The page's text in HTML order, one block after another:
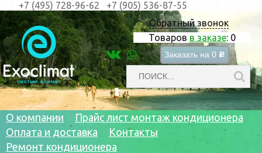
Обратный звонок
Товаров в заказе: 0
Заказать на 0 c
+7 (495) 728-96-62 +7 (905) 536-87-55
О компании
Прайс лист монтаж кондиционера
Оплата и доставка
Контакты
Ремонт кондиционера